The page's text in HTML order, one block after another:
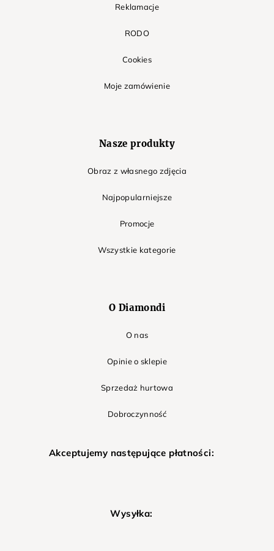
Reklamacje
RODO
Cookies
Moje zamówienie
Nasze produkty
Obraz z własnego zdjęcia
Najpopularniejsze
Promocje
Wszystkie kategorie
O Diamondi
O nas
Opinie o sklepie
Sprzedaż hurtowa
Dobroczynność
Akceptujemy następujące płatności:
Wysyłka: